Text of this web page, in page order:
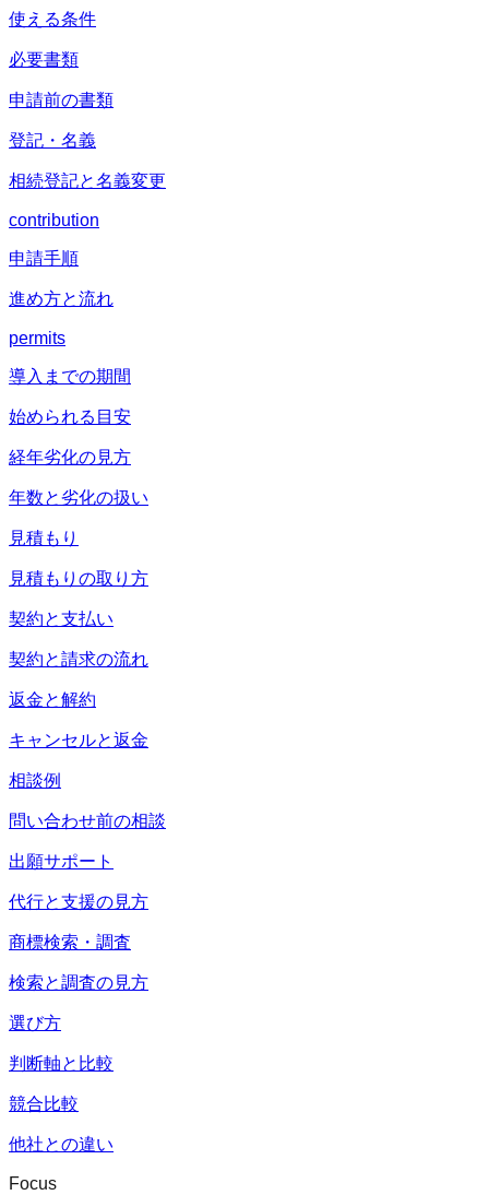
使える条件
必要書類
申請前の書類
登記・名義
相続登記と名義変更
contribution
申請手順
進め方と流れ
permits
導入までの期間
始められる目安
経年劣化の見方
年数と劣化の扱い
見積もり
見積もりの取り方
契約と支払い
契約と請求の流れ
返金と解約
キャンセルと返金
相談例
問い合わせ前の相談
出願サポート
代行と支援の見方
商標検索・調査
検索と調査の見方
選び方
判断軸と比較
競合比較
他社との違い
Focus